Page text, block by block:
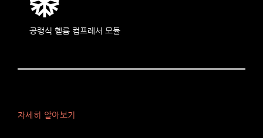
공랭식 헬륨 컴프레서 모듈
자세히 알아보기